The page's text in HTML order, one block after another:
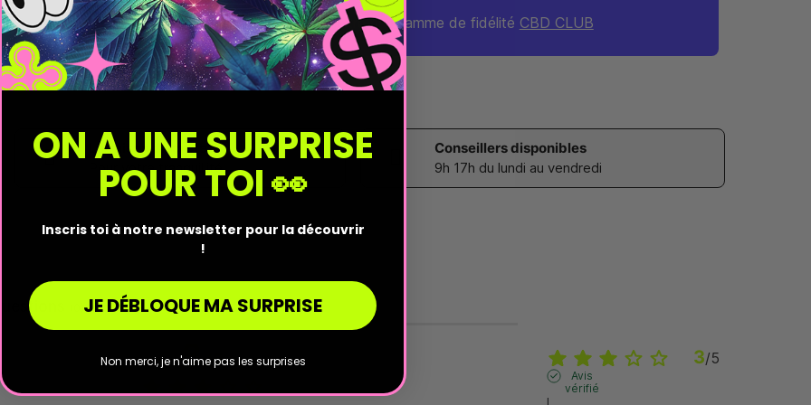
Découvrez notre programme de fidélité CBD CLUB
Livraison discrète
Pour votre tranquillité
Conseillers disponibles
9h 17h du lundi au vendredi
3/5 3/5
Avis
vérifié
ON A UNE SURPRISE
POUR TOI 👀
Inscris toi à notre newsletter pour la découvrir
!
JE DÉBLOQUE MA SURPRISE
Non merci, je n'aime pas les surprises